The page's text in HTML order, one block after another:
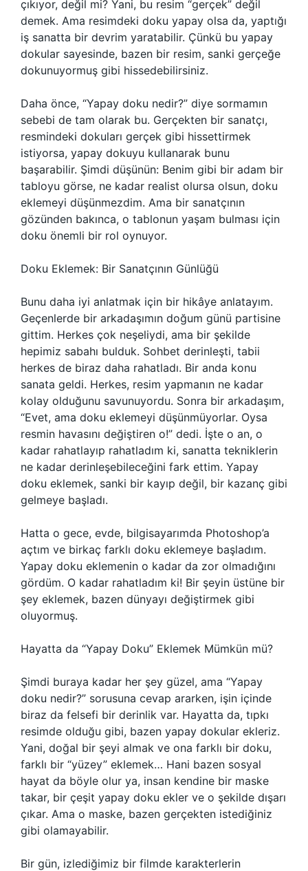
çıkıyor, değil mi? Yani, bu resim “gerçek” değil
demek. Ama resimdeki doku yapay olsa da, yaptığı
iş sanatta bir devrim yaratabilir. Çünkü bu yapay
dokular sayesinde, bazen bir resim, sanki gerçeğe
dokunuyormuş gibi hissedebilirsiniz.
Daha önce, “Yapay doku nedir?” diye sormamın
sebebi de tam olarak bu. Gerçekten bir sanatçı,
resmindeki dokuları gerçek gibi hissettirmek
istiyorsa, yapay dokuyu kullanarak bunu
başarabilir. Şimdi düşünün: Benim gibi bir adam bir
tabloyu görse, ne kadar realist olursa olsun, doku
eklemeyi düşünmezdim. Ama bir sanatçının
gözünden bakınca, o tablonun yaşam bulması için
doku önemli bir rol oynuyor.
Doku Eklemek: Bir Sanatçının Günlüğü
Bunu daha iyi anlatmak için bir hikâye anlatayım.
Geçenlerde bir arkadaşımın doğum günü partisine
gittim. Herkes çok neşeliydi, ama bir şekilde
hepimiz sabahı bulduk. Sohbet derinleşti, tabii
herkes de biraz daha rahatladı. Bir anda konu
sanata geldi. Herkes, resim yapmanın ne kadar
kolay olduğunu savunuyordu. Sonra bir arkadaşım,
“Evet, ama doku eklemeyi düşünmüyorlar. Oysa
resmin havasını değiştiren o!” dedi. İşte o an, o
kadar rahatlayıp rahatladım ki, sanatta tekniklerin
ne kadar derinleşebileceğini fark ettim. Yapay
doku eklemek, sanki bir kayıp değil, bir kazanç gibi
gelmeye başladı.
Hatta o gece, evde, bilgisayarımda Photoshop’a
açtım ve birkaç farklı doku eklemeye başladım.
Yapay doku eklemenin o kadar da zor olmadığını
gördüm. O kadar rahatladım ki! Bir şeyin üstüne bir
şey eklemek, bazen dünyayı değiştirmek gibi
oluyormuş.
Hayatta da “Yapay Doku” Eklemek Mümkün mü?
Şimdi buraya kadar her şey güzel, ama “Yapay
doku nedir?” sorusuna cevap ararken, işin içinde
biraz da felsefi bir derinlik var. Hayatta da, tıpkı
resimde olduğu gibi, bazen yapay dokular ekleriz.
Yani, doğal bir şeyi almak ve ona farklı bir doku,
farklı bir “yüzey” eklemek… Hani bazen sosyal
hayat da böyle olur ya, insan kendine bir maske
takar, bir çeşit yapay doku ekler ve o şekilde dışarı
çıkar. Ama o maske, bazen gerçekten istediğiniz
gibi olamayabilir.
Bir gün, izlediğimiz bir filmde karakterlerin